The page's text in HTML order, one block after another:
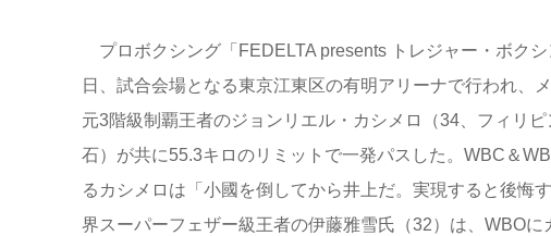
プロボクシング「FEDELTA presents トレジャー・ボク
日、試合会場となる東京江東区の有明アリーナで行われ、
元3階級制覇王者のジョンリエル・カシメロ（34、フィリ
石）が共に55.3キロのリミットで一発パスした。WBC＆
るカシメロは「小國を倒してから井上だ。実現すると後悔
界スーパーフェザー級王者の伊藤雅雪氏（32）は、WBO